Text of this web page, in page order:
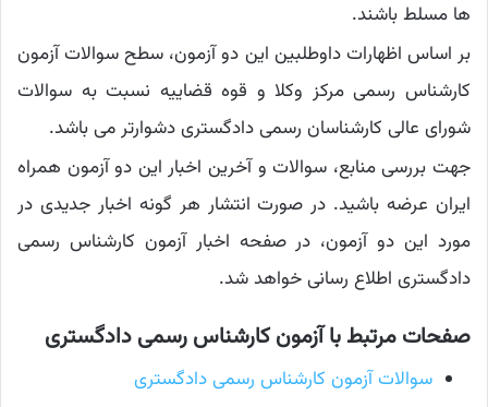
ها مسلط باشند.
بر اساس اظهارات داوطلبین این دو آزمون، سطح سوالات آزمون
کارشناس رسمی مرکز وکلا و قوه قضاییه نسبت به سوالات
شورای عالی کارشناسان رسمی دادگستری دشوارتر می باشد.
جهت بررسی منابع، سوالات و آخرین اخبار این دو آزمون همراه
ایران عرضه باشید. در صورت انتشار هر گونه اخبار جدیدی در
مورد این دو آزمون، در صفحه اخبار آزمون کارشناس رسمی
دادگستری اطلاع رسانی خواهد شد.
صفحات مرتبط با آزمون کارشناس رسمی دادگستری
سوالات آزمون کارشناس رسمی دادگستری